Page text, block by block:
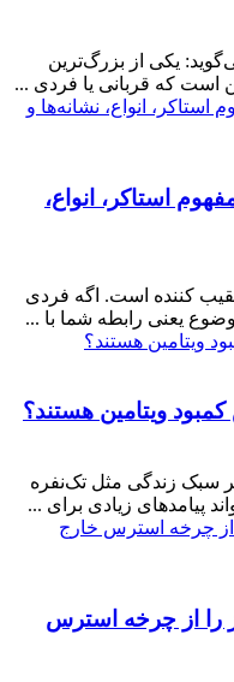
یکی از بزرگ‌ترین
است که قربانی یا فردی ...
استاکر، انواع،
کننده است. اگه فردی
یعنی رابطه شما با ...
ویتامین هستند؟
سبک زندگی مثل تک‌نفره
پیامدهای زیادی برای ...
را از چرخه استرس